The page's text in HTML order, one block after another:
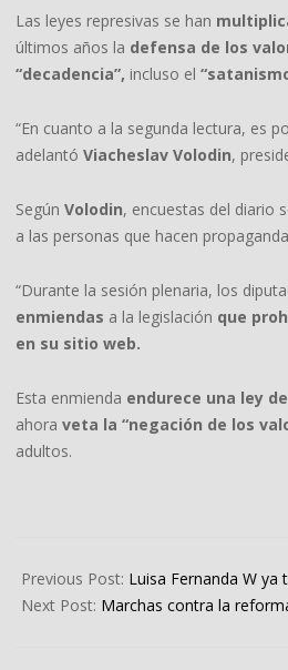
Las leyes represivas se han
últimos años la defensa de los
“decadencia”, incluso el
“En cuanto a la segunda lectura, es
adelantó Viacheslav Volodin,
Según Volodin, encuestas del diario
a las personas que hacen
“Durante la sesión plenaria, los
enmiendas a la legislación que
en su sitio web.
Esta enmienda endurece una ley de
ahora veta la “negación de los
adultos.
10-
28
Previous Post: Luisa Fernanda W
Next Post: Marchas contra la